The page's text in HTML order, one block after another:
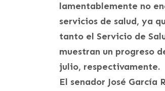
lamentablemente no
servicios de salud, ya
tanto el Servicio de
muestran un progreso
julio, respectivamente.
El senador José García